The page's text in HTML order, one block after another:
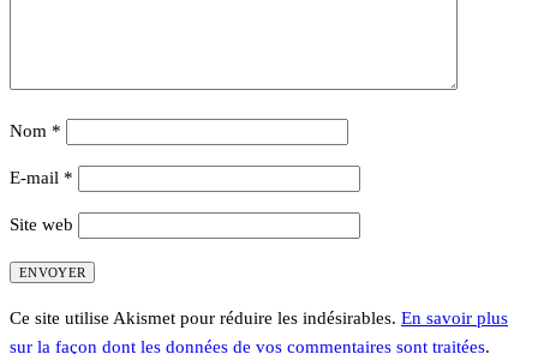
Nom *
E-mail *
Site web
Ce site utilise Akismet pour réduire les indésirables. En savoir plus
sur la façon dont les données de vos commentaires sont traitées.